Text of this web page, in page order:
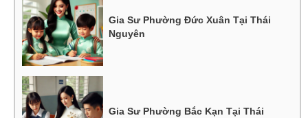
Gia Sư Phường Đức Xuân Tại Thái
Nguyên
Gia Sư Phường Bắc Kạn Tại Thái